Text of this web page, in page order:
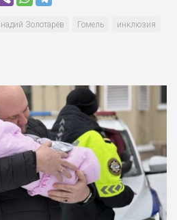
Золотарёв Гомель инклюзия